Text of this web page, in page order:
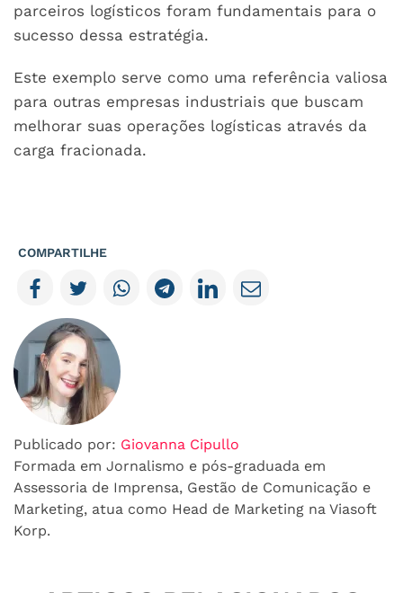
parceiros logísticos foram fundamentais para o
sucesso dessa estratégia.
Este exemplo serve como uma referência valiosa
para outras empresas industriais que buscam
melhorar suas operações logísticas através da
carga fracionada.
COMPARTILHE
Publicado por: Giovanna Cipullo
Formada em Jornalismo e pós-graduada em
Assessoria de Imprensa, Gestão de Comunicação e
Marketing, atua como Head de Marketing na Viasoft
Korp.